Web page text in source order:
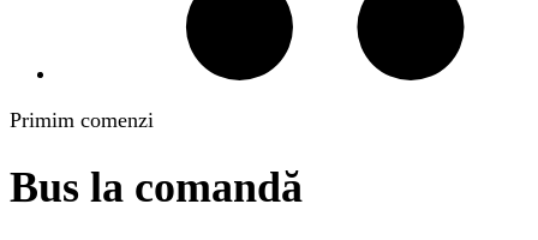
Primim comenzi
Bus la comandă